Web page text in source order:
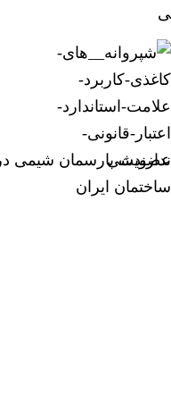
عضویت پارسمان شیمی
ساختمان ایران